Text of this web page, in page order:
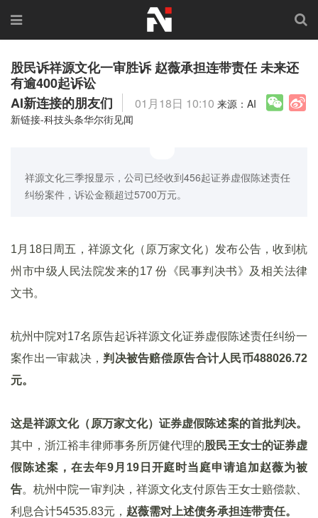
股民诉祥源文化一审胜诉 赵薇承担连带责任 未来还
有逾400起诉讼
AI新连接的朋友们
01月18日 10:10 来源：AI
新链接-科技头条华尔街见闻
祥源文化三季报显示，公司已经收到456起证券虚假陈述责任
纠纷案件，诉讼金额超过5700万元。
1月18日周五，祥源文化（原万家文化）发布公告，收到杭
州市中级人民法院发来的17 份《民事判决书》及相关法律
文书。
杭州中院对17名原告起诉祥源文化证券虚假陈述责任纠纷一
案作出一审裁决， 判决被告赔偿原告合计人民币488026.72
元。
这是祥源文化（原万家文化）证券虚假陈述案的首批判决。
其中，浙江裕丰律师事务所厉健代理的股民王女士的证券虚
假陈述案，在去年9月19日开庭时当庭申请追加赵薇为被
告。杭州中院一审判决，祥源文化支付原告王女士赔偿款、
利息合计54535.83元， 赵薇需对上述债务承担连带责任。